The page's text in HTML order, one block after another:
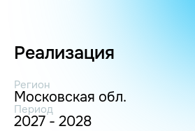
Реализация
Регион
Московская обл.
Период
2027 - 2028